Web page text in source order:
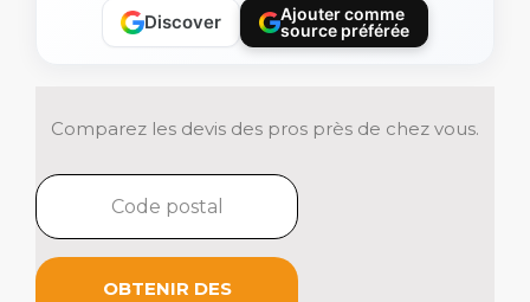
Discover
Ajouter comme
source préférée
Comparez les devis des pros près de chez vous.
OBTENIR DES